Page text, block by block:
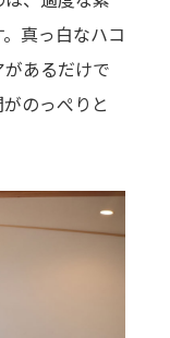
真っ白なハコ
あるだけで
のっぺりと